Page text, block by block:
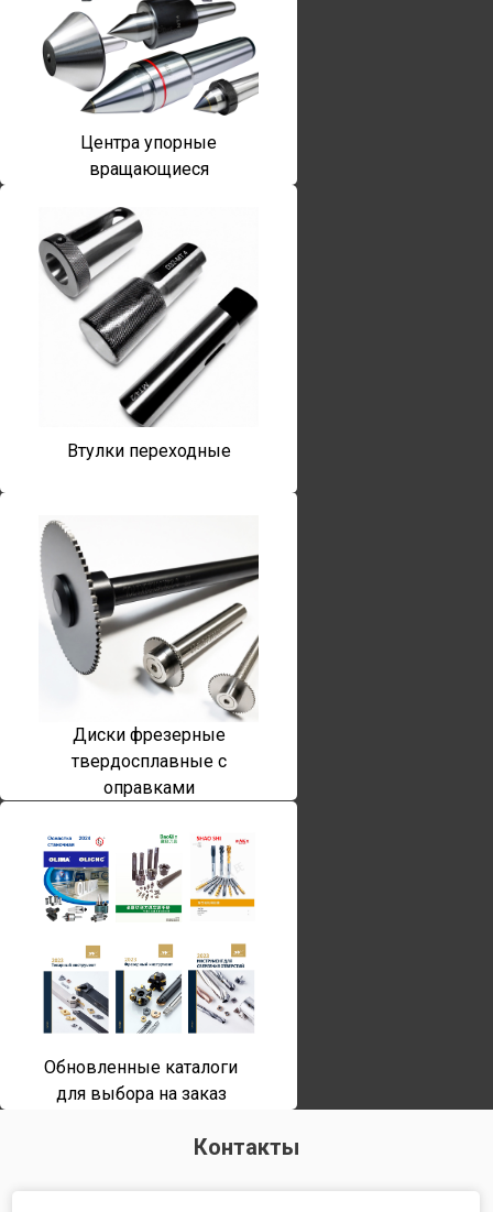
Центра упорные
вращающиеся
Втулки переходные
Диски фрезерные
твердосплавные с
оправками
Обновленные каталоги
для выбора на заказ
Контакты